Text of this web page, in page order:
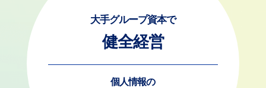
大手グループ資本で
健全経営
個人情報の